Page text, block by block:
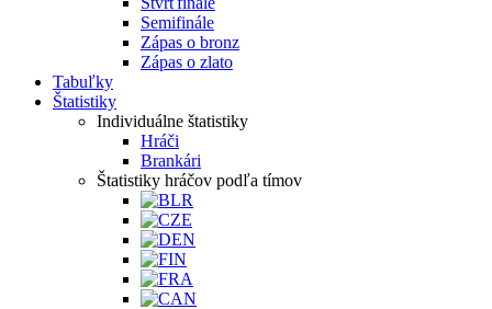
Semifinále
Zápas o bronz
Zápas o zlato
Tabuľky
Štatistiky
Individuálne štatistiky
Hráči
Brankári
Štatistiky hráčov podľa tímov